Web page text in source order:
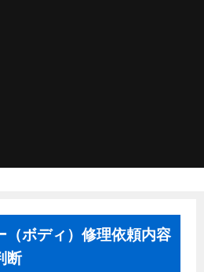
（ボディ）修理依頼内容
断